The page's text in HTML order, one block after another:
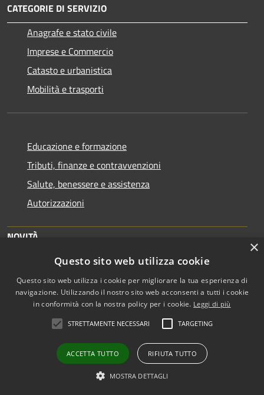
CATEGORIE DI SERVIZIO
Anagrafe e stato civile
Imprese e Commercio
Catasto e urbanistica
Mobilità e trasporti
Educazione e formazione
Tributi, finanze e contravvenzioni
Salute, benessere e assistenza
Autorizzazioni
NOVITÀ
Notizie
Comunicati
Avvisi
VIVERE IL COMUNE
×
Questo sito web utilizza cookie
Questo sito web utilizza i cookie per migliorare la tua esperienza di
navigazione. Utilizzando il nostro sito web acconsenti a tutti i cookie
in conformità con la nostra policy per i cookie. Leggi di più
STRETTAMENTE NECESSARI TARGETING
ACCETTA TUTTO RIFIUTA TUTTO
MOSTRA DETTAGLI